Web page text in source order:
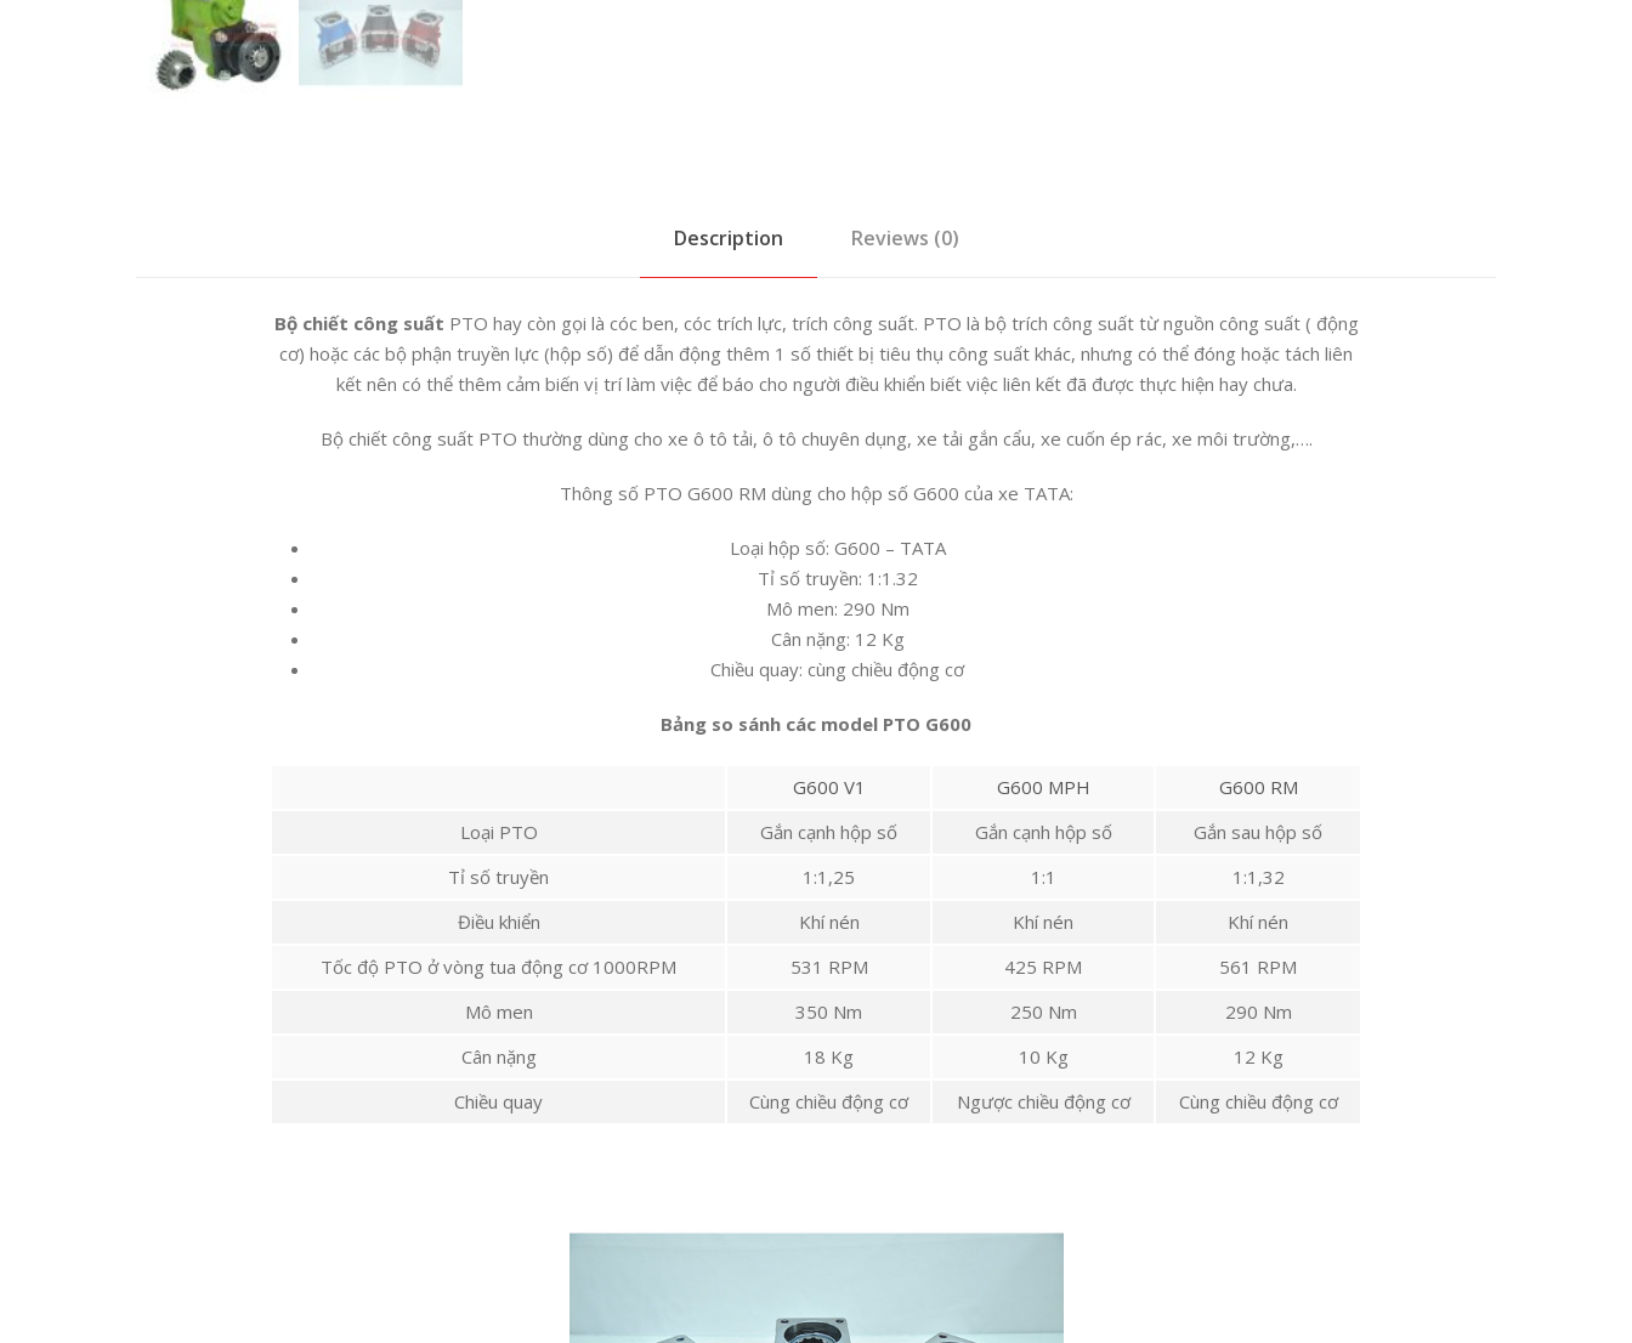
Description Reviews (0)
Bộ chiết công suất PTO hay còn gọi là cóc ben, cóc trích lực, trích công suất. PTO là bộ trích công suất từ nguồn công suất ( động
cơ) hoặc các bộ phận truyền lực (hộp số) để dẫn động thêm 1 số thiết bị tiêu thụ công suất khác, nhưng có thể đóng hoặc tách liên
kết nên có thể thêm cảm biến vị trí làm việc để báo cho người điều khiển biết việc liên kết đã được thực hiện hay chưa.
Bộ chiết công suất PTO thường dùng cho xe ô tô tải, ô tô chuyên dụng, xe tải gắn cẩu, xe cuốn ép rác, xe môi trường,….
Thông số PTO G600 RM dùng cho hộp số G600 của xe TATA:
Loại hộp số: G600 – TATA
Tỉ số truyền: 1:1.32
Mô men: 290 Nm
Cân nặng: 12 Kg
Chiều quay: cùng chiều động cơ
Bảng so sánh các model PTO G600
G600 V1 G600 MPH
G600 RM
Loại PTO
Gắn cạnh hộp số Gắn cạnh hộp số
Gắn sau hộp số
Tỉ số truyền
1:1,25 1:1
1:1,32
Điều khiển
Khí nén Khí nén
Khí nén
Tốc độ PTO ở vòng tua động cơ 1000RPM
531 RPM 425 RPM
561 RPM
Mô men
350 Nm 250 Nm
290 Nm
Cân nặng
18 Kg 10 Kg
12 Kg
Chiều quay
Cùng chiều động cơ Ngược chiều động cơ Cùng chiều động cơ